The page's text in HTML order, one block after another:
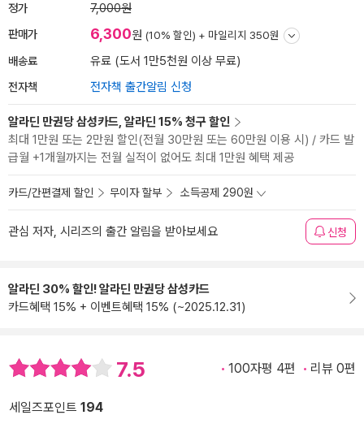
정가 7,000원
판매가 6,300원 (10% 할인) + 마일리지 350원
배송료 유료 (도서 1만5천원 이상 무료)
전자책 전자책 출간알림 신청
알라딘 만권당 삼성카드, 알라딘 15% 청구 할인
최대 1만원 또는 2만원 할인(전월 30만원 또는 60만원 이용 시) / 카드 발
급월 +1개월까지는 전월 실적이 없어도 최대 1만원 혜택 제공
카드/간편결제 할인 무이자 할부 소득공제 290원
관심 저자, 시리즈의 출간 알림을 받아보세요 신청
알라딘 30% 할인! 알라딘 만권당 삼성카드
카드혜택 15% + 이벤트혜택 15% (~2025.12.31)
7.5 100자평 4편 리뷰 0편
세일즈포인트 194